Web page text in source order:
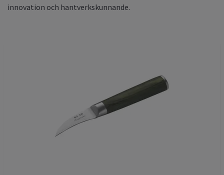
innovation och hantverkskunnande.